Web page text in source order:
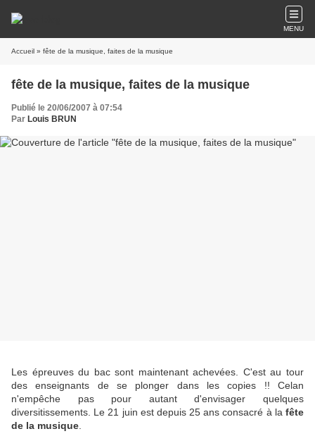
MENU
Accueil » fête de la musique, faites de la musique
fête de la musique, faites de la musique
Publié le 20/06/2007 à 07:54
Par Louis BRUN
Les épreuves du bac sont maintenant achevées. C'est au tour
des enseignants de se plonger dans les copies !! Celan
n'empêche pas pour autant d'envisager quelques
diversitissements. Le 21 juin est depuis 25 ans consacré à la fête
de la musique